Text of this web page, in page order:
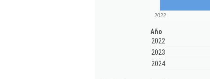
2022
Año
2022
2023
2024